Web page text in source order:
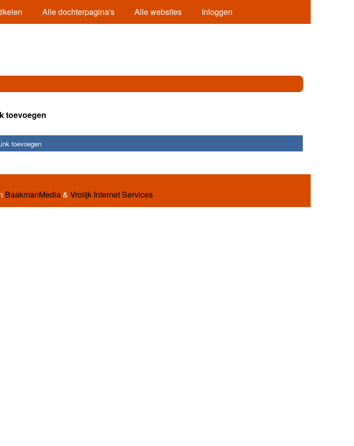
Alle dochterpagina's Alle websites Inloggen
toevoegen
toevoegen
BaakmanMedia& Vrolijk Internet Services